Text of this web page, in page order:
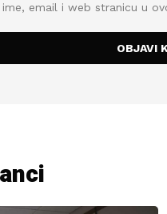
ime, email i web stranicu u